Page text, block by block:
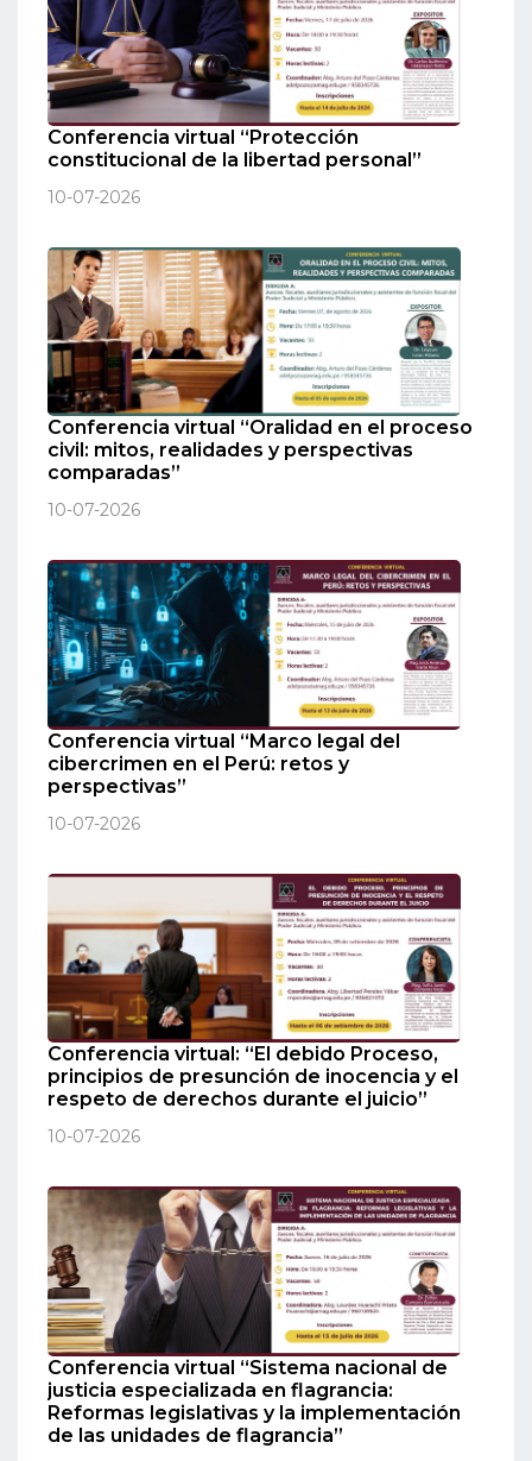
Conferencia virtual “Protección
constitucional de la libertad personal”
10-07-2026
Conferencia virtual “Oralidad en el proceso
civil: mitos, realidades y perspectivas
comparadas”
10-07-2026
Conferencia virtual “Marco legal del
cibercrimen en el Perú: retos y
perspectivas”
10-07-2026
Conferencia virtual: “El debido Proceso,
principios de presunción de inocencia y el
respeto de derechos durante el juicio”
10-07-2026
Conferencia virtual “Sistema nacional de
justicia especializada en flagrancia:
Reformas legislativas y la implementación
de las unidades de flagrancia”